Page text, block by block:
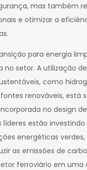
mas também
e otimizar a
para energia
no setor. A utilização de
como
renováveis, está
no design
líderes estão
energéticas
as emissões de
ferroviário em uma